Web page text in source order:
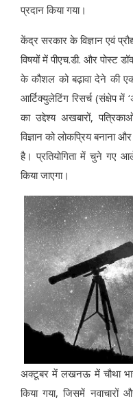
प्रदान किया गया।
केंद्र सरकार के विज्ञान एवं
विषयों में पीएच.डी. और पोस्ट
के कौशल को बढ़ावा देने की
आर्टिक्युलेटिंग रिसर्च (संक्षेप में
का उद्देश्य अखबारों,
विज्ञान को लोकप्रिय बनाना
है। प्रतियोगिता में चुने गए
किया जाएगा।
अक्टूबर में लखनऊ में चौथा
किया गया, जिसमें नवाचारों